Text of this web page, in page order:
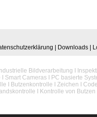
Downloads
Bildverarbeitung I
Smart Cameras I PC basierte
I Butzenkontrolle I Zeichen I
I Kontrolle von Butzen